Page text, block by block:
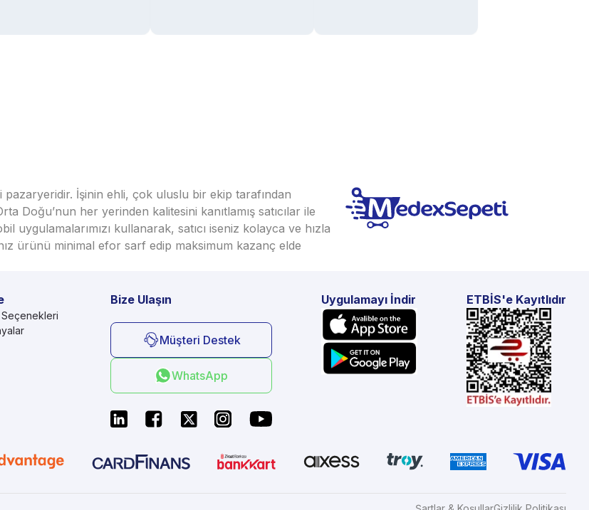
İşinin ehli, çok uluslu bir ekip tarafından
Doğu’nun her yerinden kalitesini kanıtlamış satıcılar ile
kullanarak, satıcı iseniz kolayca ve hızla
ürünü minimal efor sarf edip maksimum kazanç elde
Bize Ulaşın
Müşteri Destek
WhatsApp
Uygulamayı İndir ETBİS'e Kayıtlıdır